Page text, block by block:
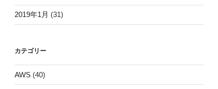
2019年1月 (31)
カテゴリー
AWS (40)